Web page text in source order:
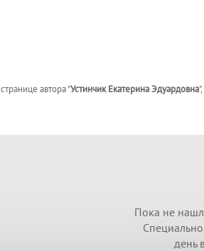
автора "Устинчик Екатерина Эдуардовна"
Пока не
день